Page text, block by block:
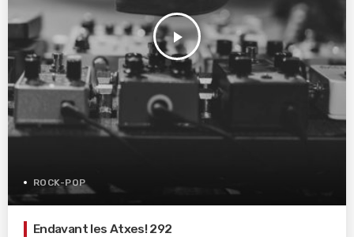
play_arrow
ROCK-POP
Endavant les Atxes! 292